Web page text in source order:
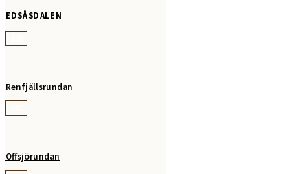
EDSÅSDALEN
Renfjällsrundan
Offsjörundan